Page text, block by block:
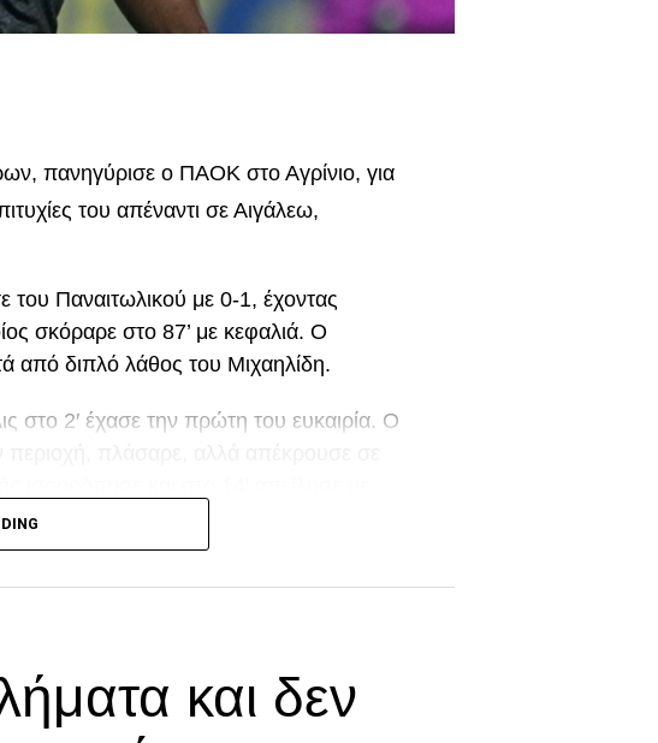
πανηγύρισε ο ΠΑΟΚ στο Αγρίνιο, για
του απέναντι σε Αιγάλεω,
Παναιτωλικού με 0-1, έχοντας
σκόραρε στο 87’ με κεφαλιά. Ο
από διπλό λάθος του Μιχαηλίδη.
στο 2′ έχασε την πρώτη του ευκαιρία. Ο
δίπλα από το κάθετο δοκάρι!
και δεν